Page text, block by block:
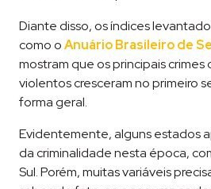
Diante disso, os índices
como oAnuário Brasileiro de
mostram que os principais crimes
violentos cresceram no primeiro
forma geral.
Evidentemente, alguns estados
da criminalidade nesta época,
Sul. Porém, muitas variáveis